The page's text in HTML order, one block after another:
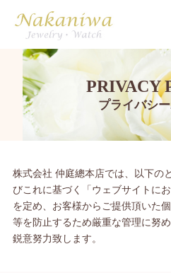
PRIVACY
プライバシ
株式会社 仲庭總本店では、以下の
びこれに基づく「ウェブサイトに
を定め、お客様からご提供頂いた
等を防止するため厳重な管理に努
鋭意努力致します。